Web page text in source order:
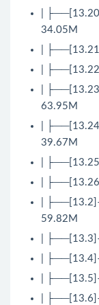
|
34.05M
|
|
|
63.95M
|
39.67M
|
|
|
59.82M
|
|
|
|